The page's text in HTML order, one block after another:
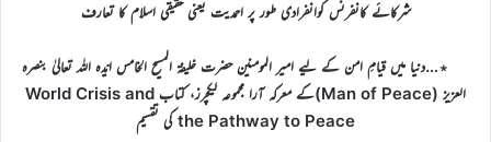
شرکائے کانفرنس کوانفرادی طور پر احمدیت یعنی حقیقی اسلام کا تعارف
٭…دنیا میں قیامِ امن کے لیے امیر المومنین حضرت خلیفۃ المسیح الخامس ایّدہ اللہ تعالیٰ بنصرہ
العزیز (Man of Peace)کے معرکہ آرا مجموعہ لیکچرز، کتاب World Crisis and
the Pathway to Peace کی تقسیم